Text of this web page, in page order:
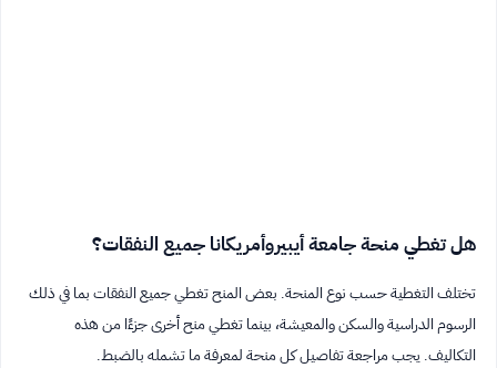
هل تغطي منحة جامعة أيبيروأمريكانا جميع النفقات؟
تختلف التغطية حسب نوع المنحة. بعض المنح تغطي جميع النفقات بما في ذلك
الرسوم الدراسية والسكن والمعيشة، بينما تغطي منح أخرى جزءًا من هذه
التكاليف. يجب مراجعة تفاصيل كل منحة لمعرفة ما تشمله بالضبط.